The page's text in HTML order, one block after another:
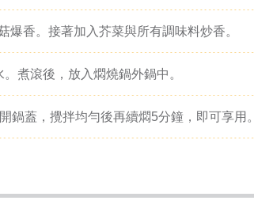
爆香。接著加入芥菜與所有調味料炒香。
煮滾後，放入燜燒鍋外鍋中。
鍋蓋，攪拌均勻後再續燜5分鐘，即可享用。